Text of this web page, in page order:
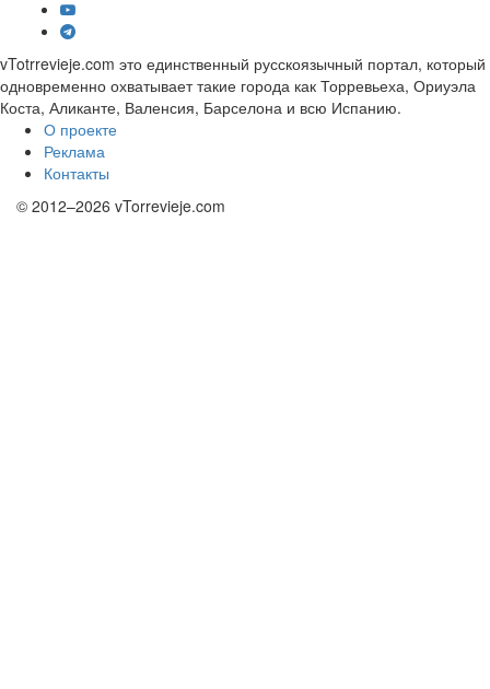
vTotrrevieje.com это единственный русскоязычный портал, который
одновременно охватывает такие города как Торревьеха, Ориуэла
Коста, Аликанте, Валенсия, Барселона и всю Испанию.
О проекте
Реклама
Контакты
© 2012–2026 vTorrevieje.com